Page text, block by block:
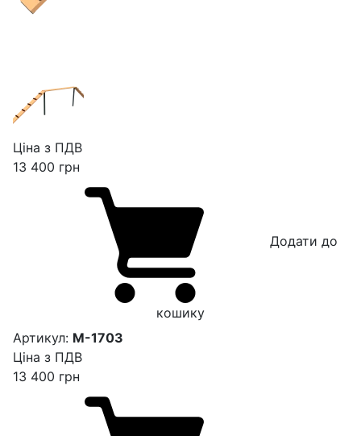
Ціна з ПДВ
13 400 грн
кошику
Артикул: М-1703
Ціна з ПДВ
13 400 грн